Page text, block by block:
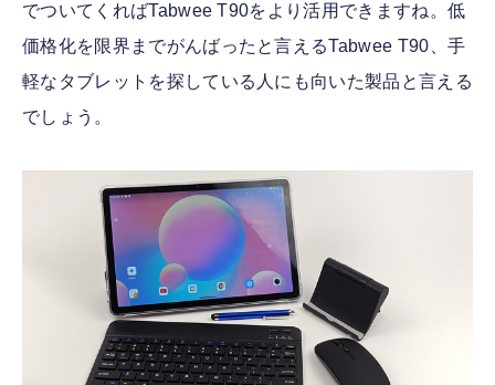
でついてくればTabwee T90をより活用できますね。低
価格化を限界までがんばったと言えるTabwee T90、手
軽なタブレットを探している人にも向いた製品と言える
でしょう。